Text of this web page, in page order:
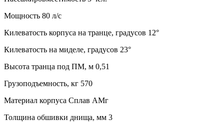
Мощность 80 л/с
Килеватость корпуса на транце, градусов 12°
Килеватость на миделе, градусов 23°
Высота транца под ПМ, м 0,51
Грузоподъемность, кг 570
Материал корпуса Сплав АМг
Толщина обшивки днища, мм 3